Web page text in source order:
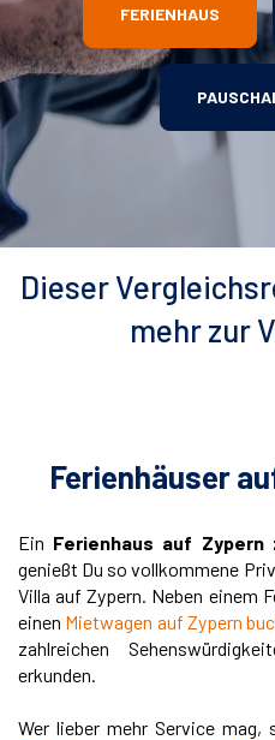
FERIENHAUS
Dieser
mehr zur
Ferienhäuser
Ein Ferienhaus auf Zypern
genießt Du so vollkommene
Villa auf Zypern. Neben einem
einen Mietwagen auf Zypern
zahlreichen
erkunden.
Wer lieber mehr Service mag,